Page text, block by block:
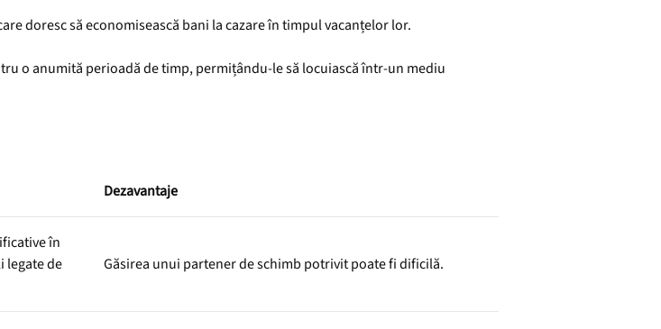
doresc să economisească bani la cazare în timpul vacanțelor lor.
o anumită perioadă de timp, permițându-le să locuiască într-un mediu
Dezavantaje
în
legate de
Găsirea unui partener de schimb potrivit poate fi dificilă.